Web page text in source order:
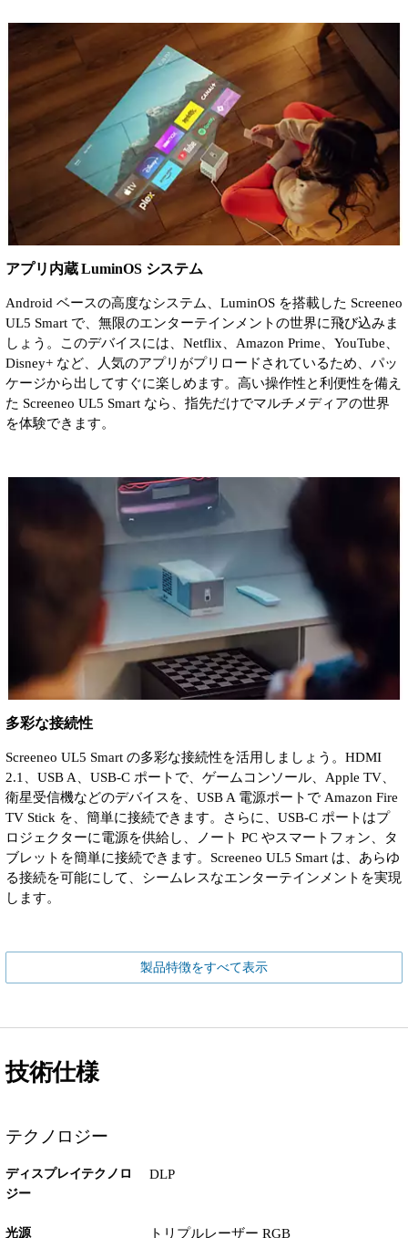
アプリ内蔵 LuminOS システム
Android ベースの高度なシステム、LuminOS を搭載した Screeneo
UL5 Smart で、無限のエンターテインメントの世界に飛び込みま
しょう。このデバイスには、Netflix、Amazon Prime、YouTube、
Disney+ など、人気のアプリがプリロードされているため、パッ
ケージから出してすぐに楽しめます。高い操作性と利便性を備え
た Screeneo UL5 Smart なら、指先だけでマルチメディアの世界
を体験できます。
多彩な接続性
Screeneo UL5 Smart の多彩な接続性を活用しましょう。HDMI
2.1、USB A、USB-C ポートで、ゲームコンソール、Apple TV、
衛星受信機などのデバイスを、USB A 電源ポートで Amazon Fire
TV Stick を、簡単に接続できます。さらに、USB-C ポートはプ
ロジェクターに電源を供給し、ノート PC やスマートフォン、タ
ブレットを簡単に接続できます。Screeneo UL5 Smart は、あらゆ
る接続を可能にして、シームレスなエンターテインメントを実現
します。
製品特徴をすべて表示
技術仕様
テクノロジー
ディスプレイテクノロ
ジー
DLP
光源 トリプルレーザー RGB